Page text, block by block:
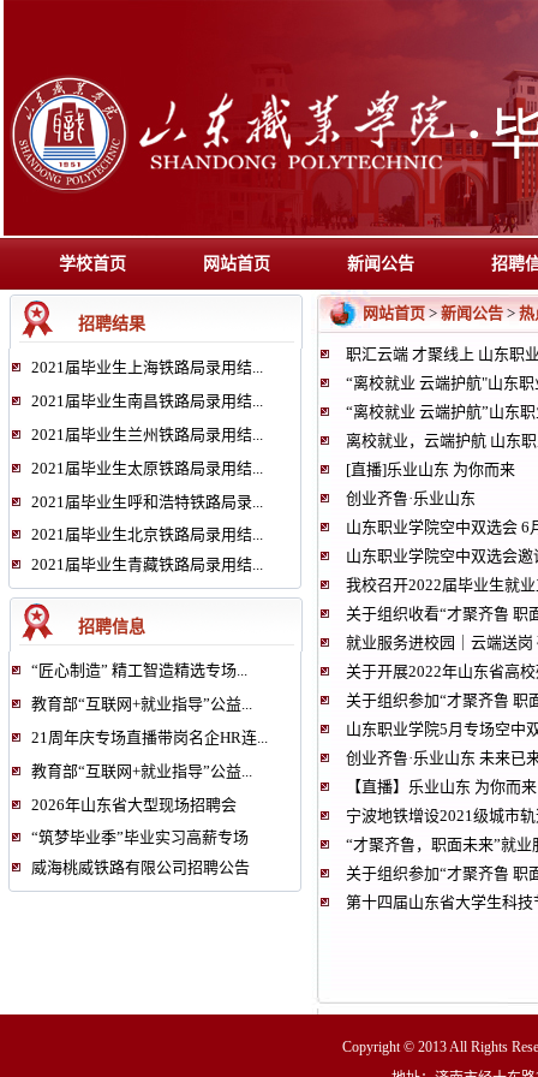
学校首页 网站首页 新闻公告 招聘
招聘结果
2021届毕业生上海铁路局录用结...
2021届毕业生南昌铁路局录用结...
2021届毕业生兰州铁路局录用结...
2021届毕业生太原铁路局录用结...
2021届毕业生呼和浩特铁路局录...
2021届毕业生北京铁路局录用结...
2021届毕业生青藏铁路局录用结...
招聘信息
“匠心制造” 精工智造精选专场...
教育部“互联网+就业指导”公益...
21周年庆专场直播带岗名企HR连...
教育部“互联网+就业指导”公益...
2026年山东省大型现场招聘会
“筑梦毕业季”毕业实习高薪专场
威海桃威铁路有限公司招聘公告
网站首页>新闻公告>热
职汇云端 才聚线上 山东职
“离校就业 云端护航"山东
“离校就业 云端护航”山东
离校就业，云端护航 山东
[直播]乐业山东 为你而来
创业齐鲁·乐业山东
山东职业学院空中双选会 6
山东职业学院空中双选会邀
我校召开2022届毕业生就
关于组织收看“才聚齐鲁 职
就业服务进校园｜云端送
关于开展2022年山东省高
关于组织参加“才聚齐鲁 职
山东职业学院5月专场空中
创业齐鲁·乐业山东 未来已
【直播】乐业山东 为你而来
宁波地铁增设2021级城市
“才聚齐鲁，职面未来”就
关于组织参加“才聚齐鲁 职
第十四届山东省大学生科
Copyright © 2013 All Rights